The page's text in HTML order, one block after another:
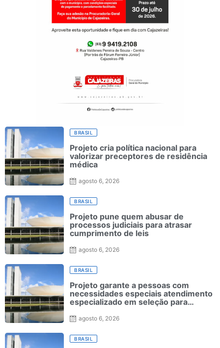
BRASIL
Projeto cria política nacional para
valorizar preceptores de residência
médica
agosto 6, 2026
BRASIL
Projeto pune quem abusar de
processos judiciais para atrasar
cumprimento de leis
agosto 6, 2026
BRASIL
Projeto garante a pessoas com
necessidades especiais atendimento
especializado em seleção para
agosto 6, 2026
BRASIL